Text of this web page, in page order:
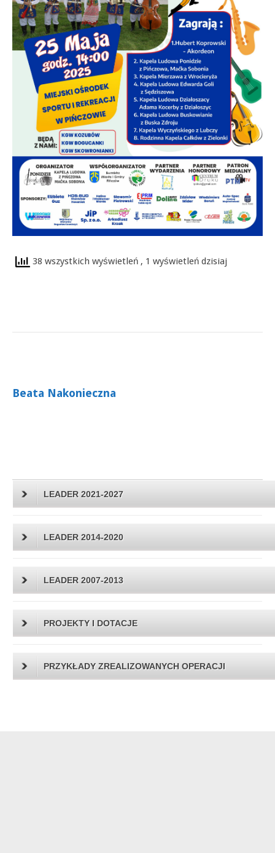
38 wszystkich wyświetleń , 1 wyświetleń dzisiaj
Beata Nakonieczna
LEADER 2021-2027
LEADER 2014-2020
LEADER 2007-2013
PROJEKTY I DOTACJE
PRZYKŁADY ZREALIZOWANYCH OPERACJI